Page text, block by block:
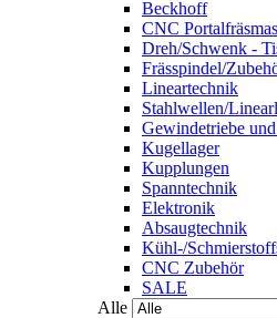
Beckhoff
CNC
Dreh/Schwenk -
Frässpindel/
Lineartechnik
Stahlwellen/
Gewindetriebe
Kugellager
Kupplungen
Spanntechnik
Elektronik
Absaugtechnik
Kühl-/
CNC Zubehör
SALE
Alle